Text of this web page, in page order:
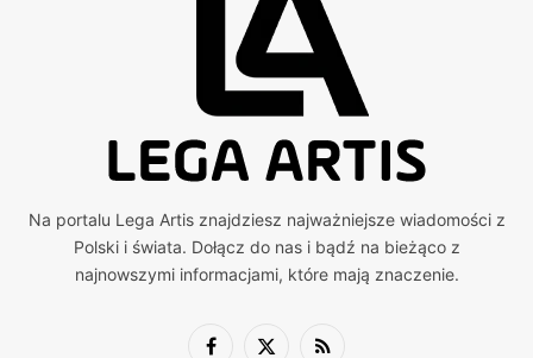
Na portalu Lega Artis znajdziesz najważniejsze wiadomości z
Polski i świata. Dołącz do nas i bądź na bieżąco z
najnowszymi informacjami, które mają znaczenie.